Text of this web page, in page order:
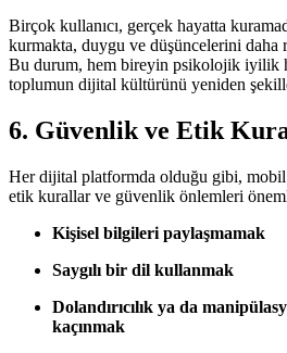
Birçok kullanıcı, gerçek hayatta
kurmakta, duygu ve düşüncelerini daha
Bu durum, hem bireyin psikolojik iyilik
toplumun dijital kültürünü yeniden
6. Güvenlik ve Etik
Her dijital platformda olduğu gibi, mobil
etik kurallar ve güvenlik önlemleri
Kişisel bilgileri paylaşmamak
Saygılı bir dil kullanmak
Dolandırıcılık ya da
kaçınmak